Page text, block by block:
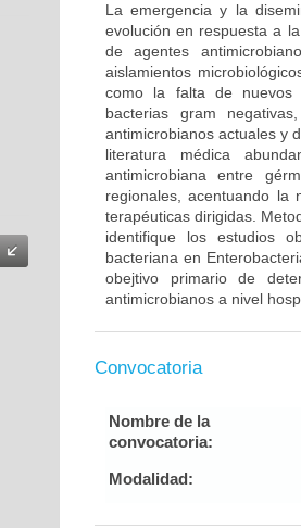
La emergencia y la
evolución en respuesta a
de agentes
aislamientos
como la falta de nuevos
bacterias gram
antimicrobianos actuales y
literatura médica
antimicrobiana entre
regionales, acentuando la
terapéuticas dirigidas.
identifique los estudios
bacteriana en
obejtivo primario de
antimicrobianos a nivel
Convocatoria
Nombre de la
convocatoria:
Modalidad: